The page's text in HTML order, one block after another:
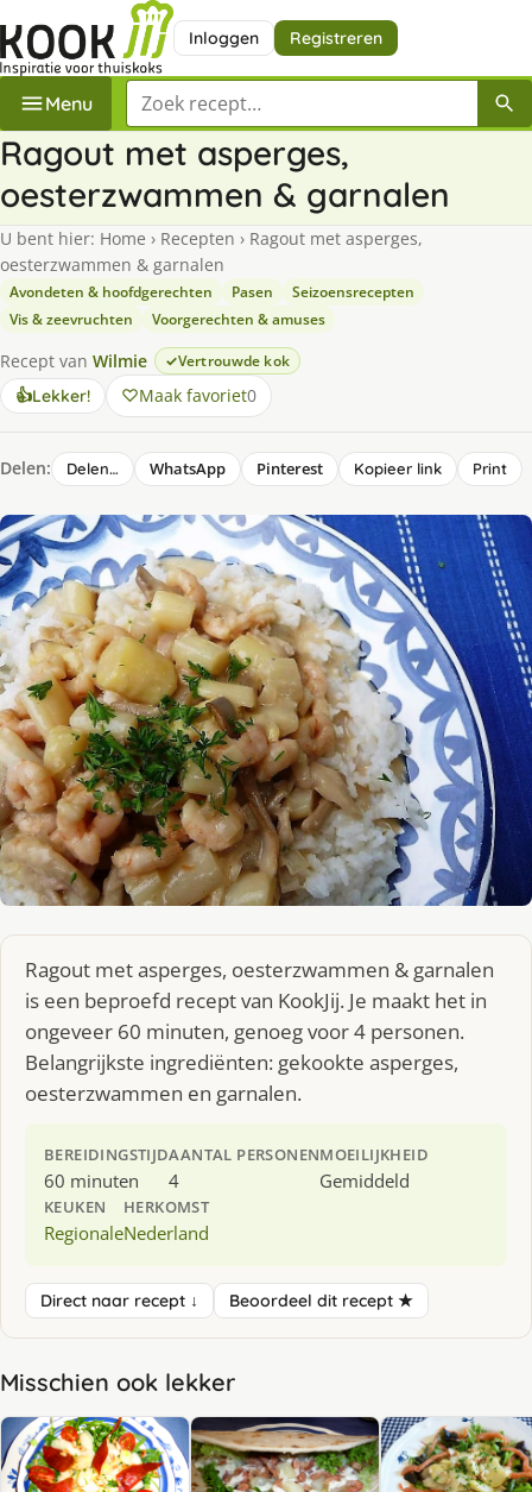
Inloggen Registreren
Menu Zoek een recept
Ragout met asperges,
oesterzwammen & garnalen
U bent hier: Home › Recepten › Ragout met asperges,
oesterzwammen & garnalen
Avondeten & hoofdgerechten Pasen
Seizoensrecepten
Vis & zeevruchten
Voorgerechten & amuses
Recept van Wilmie Vertrouwde kok
👍Lekker! Maak favoriet0
Delen: Delen… WhatsApp Pinterest Kopieer link Print
Ragout met asperges, oesterzwammen & garnalen
is een beproefd recept van KookJij. Je maakt het in
ongeveer 60 minuten, genoeg voor 4 personen.
Belangrijkste ingrediënten: gekookte asperges,
oesterzwammen en garnalen.
BEREIDINGSTIJD
60 minuten
AANTAL PERSONEN
4
MOEILIJKHEID
Gemiddeld
KEUKEN
Regionale
HERKOMST
Nederland
Direct naar recept ↓ Beoordeel dit recept ★
Misschien ook lekker